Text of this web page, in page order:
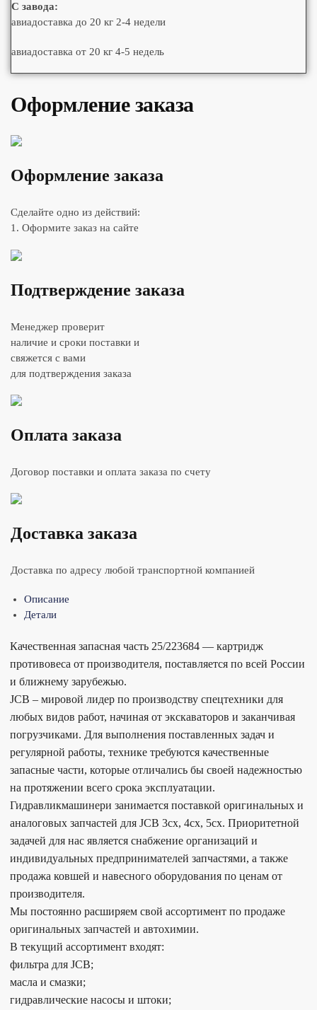
С завода:
авиадоставка до 20 кг 2-4 недели
авиадоставка от 20 кг 4-5 недель
Оформление заказа
Оформление заказа
Сделайте одно из действий:
1. Оформите заказ на сайте
Подтверждение заказа
Менеджер проверит
наличие и сроки поставки и
свяжется с вами
для подтверждения заказа
Оплата заказа
Договор поставки и оплата заказа по счету
Доставка заказа
Доставка по адресу любой транспортной компанией
Описание
Детали
Качественная запасная часть 25/223684 — картридж
противовеса от производителя, поставляется по всей России
и ближнему зарубежью.
JCB – мировой лидер по производству спецтехники для
любых видов работ, начиная от экскаваторов и заканчивая
погрузчиками. Для выполнения поставленных задач и
регулярной работы, технике требуются качественные
запасные части, которые отличались бы своей надежностью
на протяжении всего срока эксплуатации.
Гидравликмашинери занимается поставкой оригинальных и
аналоговых запчастей для JCB 3cx, 4cx, 5cx. Приоритетной
задачей для нас является снабжение организаций и
индивидуальных предпринимателей запчастями, а также
продажа ковшей и навесного оборудования по ценам от
производителя.
Мы постоянно расширяем свой ассортимент по продаже
оригинальных запчастей и автохимии.
В текущий ассортимент входят:
фильтра для JCB;
масла и смазки;
гидравлические насосы и штоки;